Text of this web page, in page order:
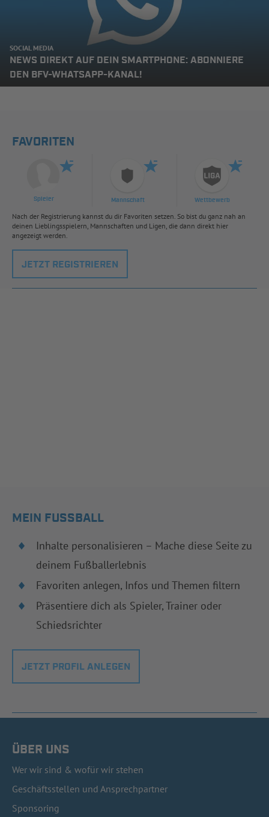
SOCIAL MEDIA
NEWS DIREKT AUF DEIN SMARTPHONE: ABONNIERE
DEN BFV-WHATSAPP-KANAL!
FAVORITEN
Spieler Mannschaft Wettbewerb
Nach der Registrierung kannst du dir Favoriten setzen. So bist du ganz nah an
deinen Lieblingsspielern, Mannschaften und Ligen, die dann direkt hier
angezeigt werden.
JETZT REGISTRIEREN
MEIN FUSSBALL
Inhalte personalisieren – Mache diese Seite zu
deinem Fußballerlebnis
Favoriten anlegen, Infos und Themen filtern
Präsentiere dich als Spieler, Trainer oder
Schiedsrichter
JETZT PROFIL ANLEGEN
ÜBER UNS
Wer wir sind & wofür wir stehen
Geschäftsstellen und Ansprechpartner
Sponsoring